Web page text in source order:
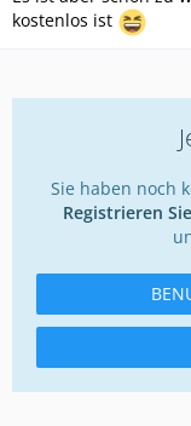
kostenlos ist
Sie haben noch
Registrieren